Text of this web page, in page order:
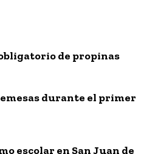
de propinas
durante el primer
escolar en San Juan de